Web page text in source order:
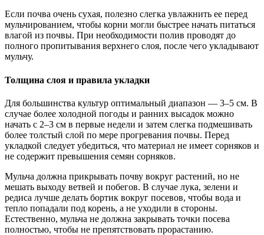
Если почва очень сухая, полезно слегка увлажнить ее перед
мульчированием, чтобы корни могли быстрее начать питаться
влагой из почвы. При необходимости полив проводят до
полного пропитывания верхнего слоя, после чего укладывают
мульчу.
Толщина слоя и правила укладки
Для большинства культур оптимальный диапазон — 3–5 см. В
случае более холодной погоды и ранних высадок можно
начать с 2–3 см в первые недели и затем слегка подмешивать
более толстый слой по мере прогревания почвы. Перед
укладкой следует убедиться, что материал не имеет сорняков и
не содержит превышения семян сорняков.
Мульча должна прикрывать почву вокруг растений, но не
мешать выходу ветвей и побегов. В случае лука, зелени и
редиса лучше делать бортик вокруг посевов, чтобы вода и
тепло попадали под корень, а не уходили в стороны.
Естественно, мульча не должна закрывать точки посева
полностью, чтобы не препятствовать прорастанию.